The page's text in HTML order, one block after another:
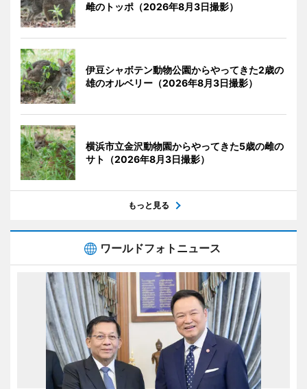
雌のトッポ（2026年8月3日撮影）
伊豆シャボテン動物公園からやってきた2歳の
雄のオルベリー（2026年8月3日撮影）
横浜市立金沢動物園からやってきた5歳の雌の
サト（2026年8月3日撮影）
もっと見る
ワールドフォトニュース